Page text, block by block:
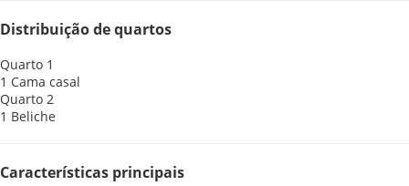
Distribuição de quartos
Quarto 1
1 Cama casal
Quarto 2
1 Beliche
Características principais